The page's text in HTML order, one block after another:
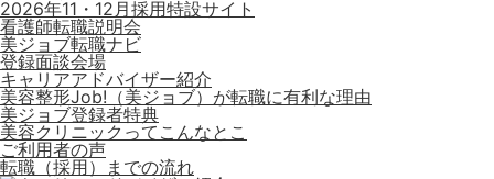
2026年11・12月採用特設サイト
看護師転職説明会
美ジョブ転職ナビ
登録面談会場
キャリアアドバイザー紹介
美容整形Job!（美ジョブ）が転職に有利な理由
美ジョブ登録者特典
美容クリニックってこんなとこ
ご利用者の声
転職（採用）までの流れ